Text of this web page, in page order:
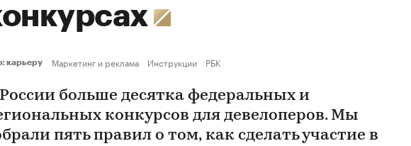
карьеру Маркетинг и реклама Инструкции РБК
больше десятка федеральных и
конкурсов для девелоперов. Мы
пять правил о том, как сделать участие в